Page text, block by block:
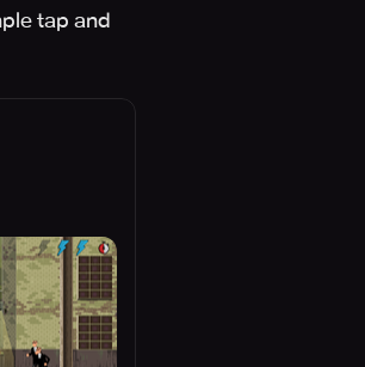
tap and